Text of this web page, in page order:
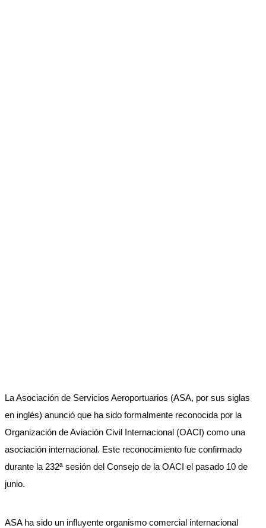
La Asociación de Servicios Aeroportuarios (ASA, por sus siglas
en inglés) anunció que ha sido formalmente reconocida por la
Organización de Aviación Civil Internacional (OACI) como una
asociación internacional. Este reconocimiento fue confirmado
durante la 232ª sesión del Consejo de la OACI el pasado 10 de
junio.
ASA ha sido un influyente organismo comercial internacional